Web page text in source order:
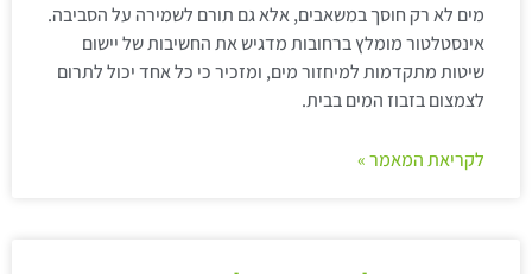
מים לא רק חוסך במשאבים, אלא גם תורם לשמירה על הסביבה.
אינסטלטור מומלץ ברחובות מדגיש את החשיבות של יישום
שיטות מתקדמות למיחזור מים, ומזכיר כי כל אחד יכול לתרום
לצמצום בזבוז המים בבית.
לקריאת המאמר »